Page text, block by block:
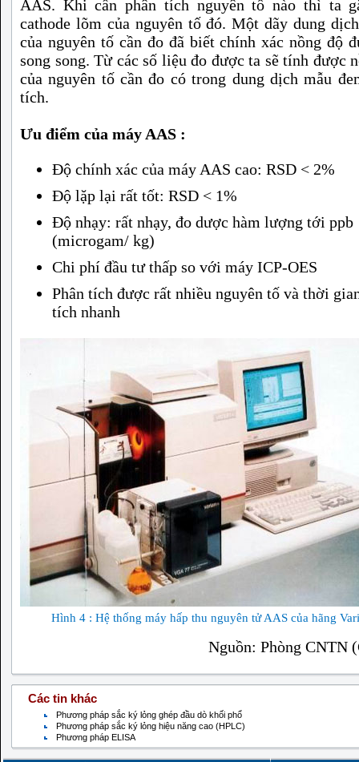
AAS. Khi cần phân tích nguyên tố nào thì ta
cathode lõm của nguyên tố đó. Một dãy dung
của nguyên tố cần đo đã biết chính xác nồng độ
song song. Từ các số liệu đo được ta sẽ tính được
của nguyên tố cần đo có trong dung dịch mẫu
tích.
Ưu điểm của máy AAS :
Độ chính xác của máy AAS cao: RSD < 2%
Độ lặp lại rất tốt: RSD < 1%
Độ nhạy: rất nhạy, đo dược hàm lượng tới ppb
(microgam/ kg)
Chi phí đầu tư thấp so với máy ICP-OES
Phân tích được rất nhiều nguyên tố và thời
tích nhanh
Hình 4 : Hệ thống máy hấp thu nguyên tử AAS của hãng
Nguồn: Phòng CNTN
Các tin khác
Phương pháp sắc ký lỏng ghép đầu dò khối phổ
Phương pháp sắc ký lỏng hiệu năng cao (HPLC)
Phương pháp ELISA